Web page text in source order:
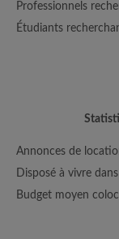
Professionnels
Étudiants
Annonces de
Disposé à vivre
Budget moyen